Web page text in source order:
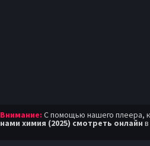
Внимание: С помощью нашего плеера,
нами химия (2025) смотреть онлайн